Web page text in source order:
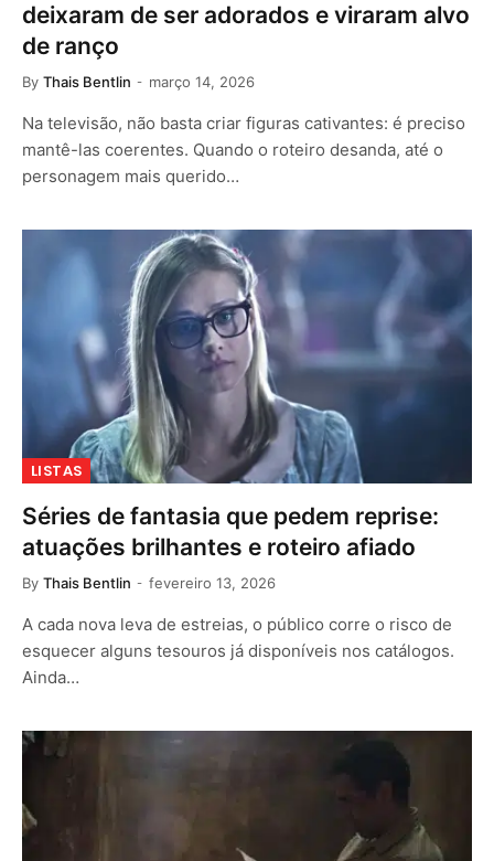
deixaram de ser adorados e viraram alvo
de ranço
By Thais Bentlin março 14, 2026
Na televisão, não basta criar figuras cativantes: é preciso
mantê-las coerentes. Quando o roteiro desanda, até o
personagem mais querido…
LISTAS
Séries de fantasia que pedem reprise:
atuações brilhantes e roteiro afiado
By Thais Bentlin fevereiro 13, 2026
A cada nova leva de estreias, o público corre o risco de
esquecer alguns tesouros já disponíveis nos catálogos.
Ainda…